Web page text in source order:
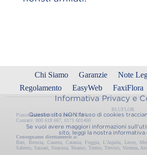
Chi Siamo Garanzie Note
Regolamento
EasyWeb FaxiFlora
BLUFLOR
Piazza Galimberti 11 Cuneo 12100
Contatti: 800 618 667, 0171 601460
Consegnamo direttamente a:
Bari
Brescia ,Caserta ,Catania Foggia L'Aquila Lecce
Salerno
Sassari Siracusa ,Teramo ,Trento ,Treviso ,Vicenza
Informativa Privacy e
Questo sito NON fa uso di cookies
Se vuoi avere maggiori informazioni
sito, leggi la nostra informativa